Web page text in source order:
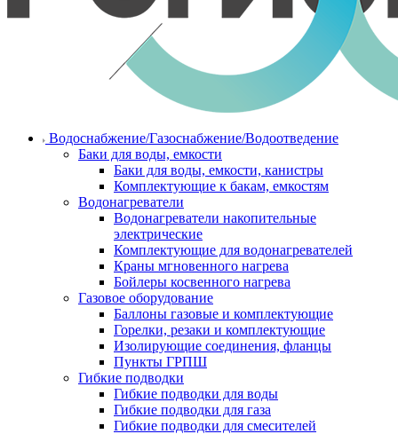
Водоснабжение/Газоснабжение/Водоотведение
Баки для воды, емкости
Баки для воды, емкости, канистры
Комплектующие к бакам, емкостям
Водонагреватели
Водонагреватели накопительные
электрические
Комплектующие для водонагревателей
Краны мгновенного нагрева
Бойлеры косвенного нагрева
Газовое оборудование
Баллоны газовые и комплектующие
Горелки, резаки и комплектующие
Изолирующие соединения, фланцы
Пункты ГРПШ
Гибкие подводки
Гибкие подводки для воды
Гибкие подводки для газа
Гибкие подводки для смесителей